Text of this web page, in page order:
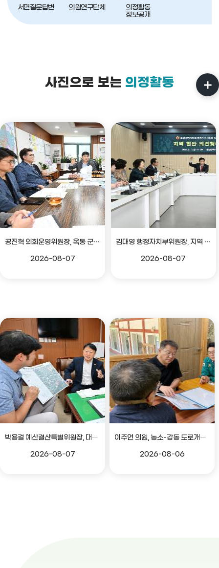
서면질문답변 의원연구단체
의정활동
정보공개
사진으로 보는 의정활동
공진혁 의회운영위원장, 옥동 군부대 이전지 양동마을 주민지원사업 점검
2026-08-07
김대영 행정자치부위원장, 지역 현안 의견 청취 간담회
2026-08-07
박용걸 예산결산특별위원장, 대공원로 확장공사 현안점검 간담회
2026-08-07
이주언 의원, 농소-강동 도로개설 민원 현장 점검
2026-08-06